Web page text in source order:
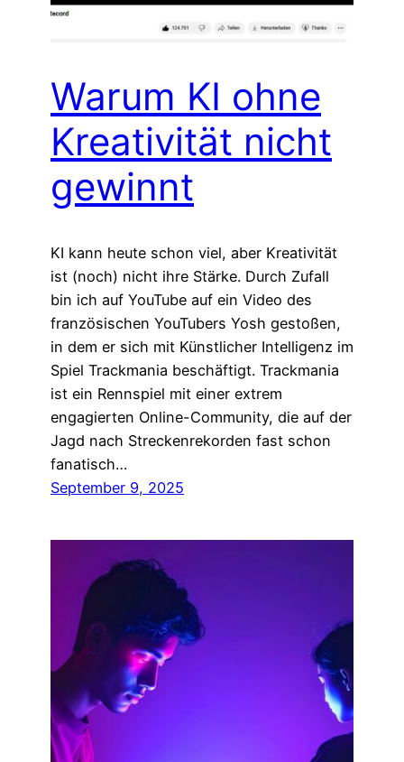
Warum KI ohne
Kreativität nicht
gewinnt
KI kann heute schon viel, aber Kreativität
ist (noch) nicht ihre Stärke. Durch Zufall
bin ich auf YouTube auf ein Video des
französischen YouTubers Yosh gestoßen,
in dem er sich mit Künstlicher Intelligenz im
Spiel Trackmania beschäftigt. Trackmania
ist ein Rennspiel mit einer extrem
engagierten Online-Community, die auf der
Jagd nach Streckenrekorden fast schon
fanatisch…
September 9, 2025